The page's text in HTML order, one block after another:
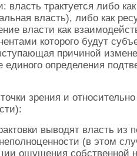
власть трактуется либо
власть), либо как
власти как
которого будут
причиной
единого определения
зрения и
выводят власть из
(в этом
ощущения собственной